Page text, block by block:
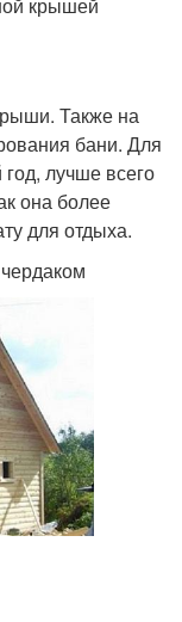
Также на
бани. Для
год, лучше всего
она более
для отдыха.